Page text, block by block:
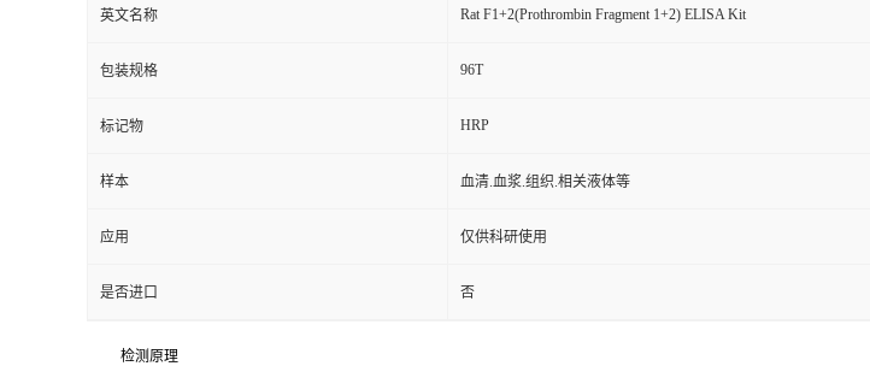
英文名称 Rat F1+2(Prothrombin Fragment 1+2) ELISA Kit
包装规格 96T
标记物 HRP
样本 血清.血浆.组织.相关液体等
应用 仅供科研使用
是否进口 否
检测原理